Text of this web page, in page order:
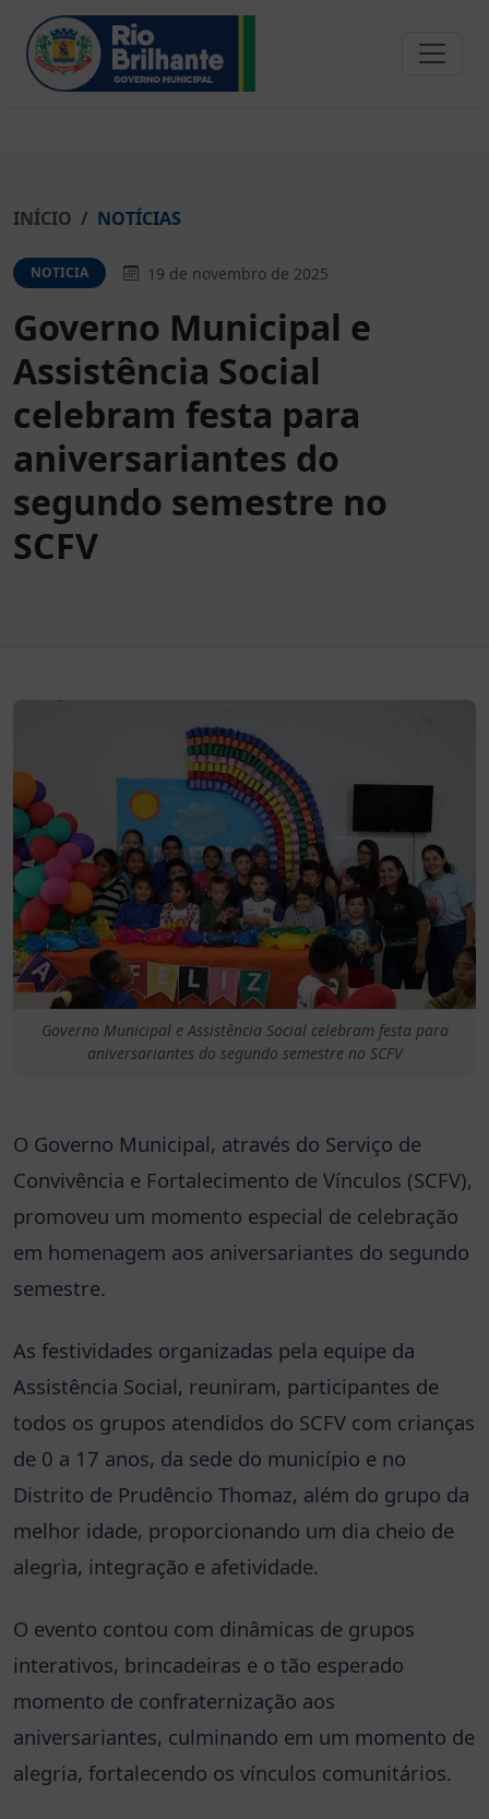
INÍCIO NOTÍCIAS
NOTICIA 19 de novembro de 2025
Governo Municipal e
Assistência Social
celebram festa para
aniversariantes do
segundo semestre no
SCFV
Governo Municipal e Assistência Social celebram festa para
aniversariantes do segundo semestre no SCFV
O Governo Municipal, através do Serviço de
Convivência e Fortalecimento de Vínculos (SCFV),
promoveu um momento especial de celebração
em homenagem aos aniversariantes do segundo
semestre.
As festividades organizadas pela equipe da
Assistência Social, reuniram, participantes de
todos os grupos atendidos do SCFV com crianças
de 0 a 17 anos, da sede do município e no
Distrito de Prudêncio Thomaz, além do grupo da
melhor idade, proporcionando um dia cheio de
alegria, integração e afetividade.
O evento contou com dinâmicas de grupos
interativos, brincadeiras e o tão esperado
momento de confraternização aos
aniversariantes, culminando em um momento de
alegria, fortalecendo os vínculos comunitários.